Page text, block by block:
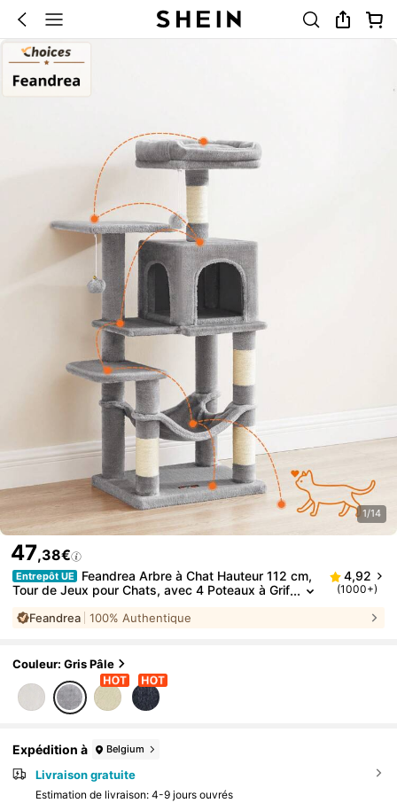
1/14
47,38€
Entrepôt UE
Feandrea Arbre à Chat Hauteur 112 cm,
Tour de Jeux pour Chats, avec 4 Poteaux à Grif
s, en Tissu Peluche, Multi-Niveaux, Gris Clair
4,92
(1000+)
Feandrea 100% Authentique
Couleur: Gris Pâle
Expédition à Belgium
Livraison gratuite
Estimation de livraison: 4-9 jours ouvrés